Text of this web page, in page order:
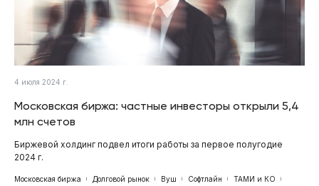
4 июля 2024 г.
Московская биржа: частные инвесторы открыли 5,4
млн счетов
Биржевой холдинг подвел итоги работы за первое полугодие
2024 г.
Московская биржа Долговой рынок Вуш Софтлайн
ТАМИ и КО